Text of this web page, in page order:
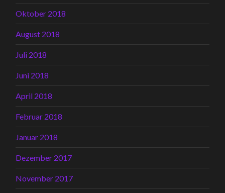
Oktober 2018
August 2018
Juli 2018
Juni 2018
April 2018
Februar 2018
Januar 2018
Dezember 2017
November 2017